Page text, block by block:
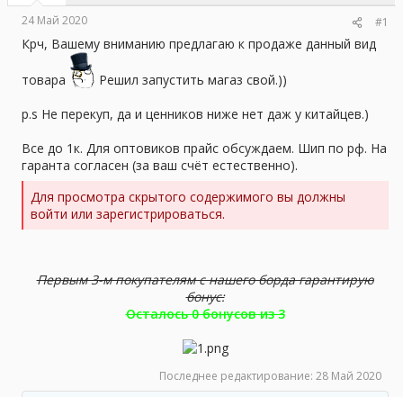
24 Май 2020 #1
Крч, Вашему вниманию предлагаю к продаже данный вид
товара
Решил запустить магаз свой.))
p.s Не перекуп, да и ценников ниже нет даж у китайцев.)
Все до 1к. Для оптовиков прайс обсуждаем. Шип по рф. На
гаранта согласен (за ваш счёт естественно).
Для просмотра скрытого содержимого вы должны
войти или зарегистрироваться.
Первым 3-м покупателям с нашего борда гарантирую
бонус:
Осталось 0 бонусов из 3
Последнее редактирование: 28 Май 2020